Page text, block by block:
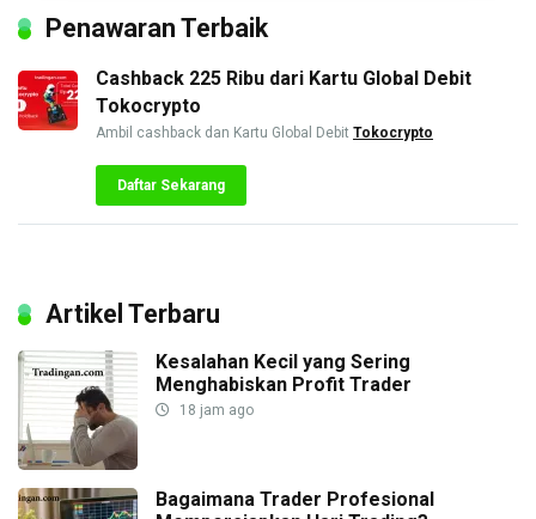
Penawaran Terbaik
Cashback 225 Ribu dari Kartu Global Debit
Tokocrypto
Ambil cashback dan Kartu Global Debit Tokocrypto
Daftar Sekarang
Artikel Terbaru
Kesalahan Kecil yang Sering
Menghabiskan Profit Trader
18 jam ago
Bagaimana Trader Profesional